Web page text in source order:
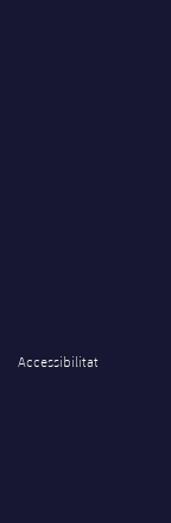
Accessibilitat